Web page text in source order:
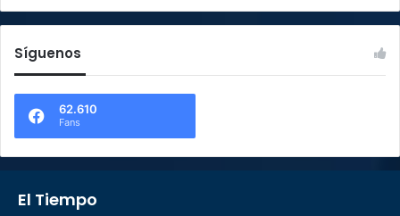
Síguenos
62.610
Fans
El Tiempo